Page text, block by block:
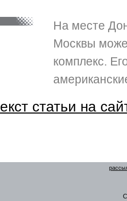
На месте
Москвы
комплекс.
статьи на